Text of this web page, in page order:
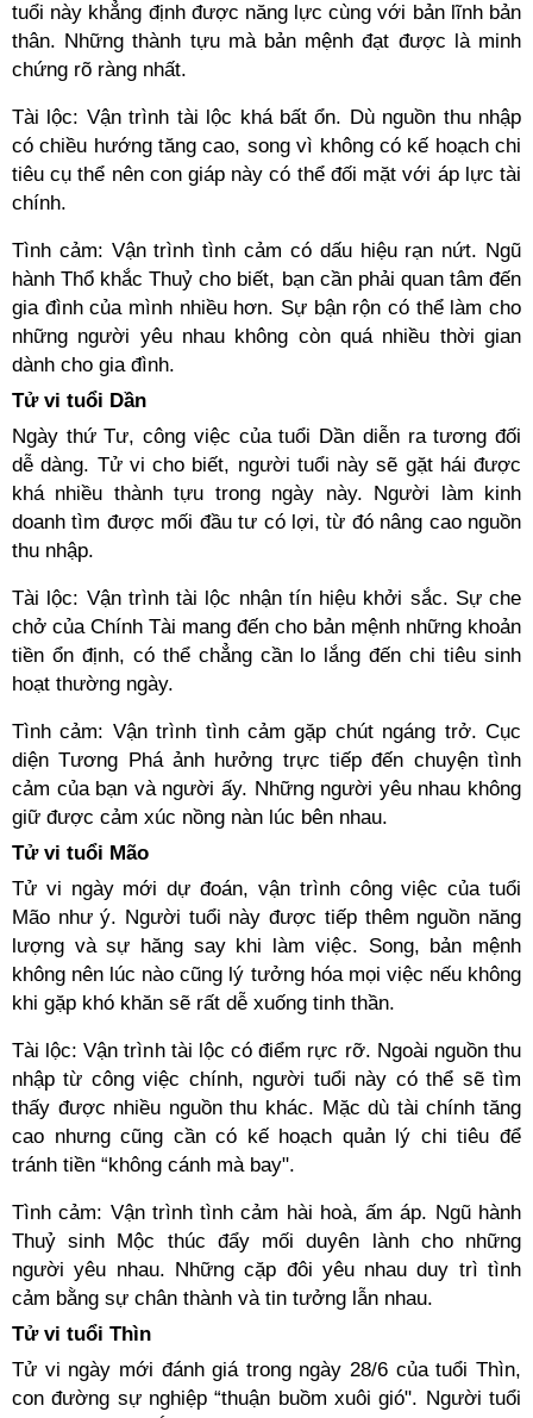
tuổi này khẳng định được năng lực cùng với bản lĩnh bản
thân. Những thành tựu mà bản mệnh đạt được là minh
chứng rõ ràng nhất.
Tài lộc: Vận trình tài lộc khá bất ổn. Dù nguồn thu nhập
có chiều hướng tăng cao, song vì không có kế hoạch chi
tiêu cụ thể nên con giáp này có thể đối mặt với áp lực tài
chính.
Tình cảm: Vận trình tình cảm có dấu hiệu rạn nứt. Ngũ
hành Thổ khắc Thuỷ cho biết, bạn cần phải quan tâm đến
gia đình của mình nhiều hơn. Sự bận rộn có thể làm cho
những người yêu nhau không còn quá nhiều thời gian
dành cho gia đình.
Tử vi tuổi Dần
Ngày thứ Tư, công việc của tuổi Dần diễn ra tương đối
dễ dàng. Tử vi cho biết, người tuổi này sẽ gặt hái được
khá nhiều thành tựu trong ngày này. Người làm kinh
doanh tìm được mối đầu tư có lợi, từ đó nâng cao nguồn
thu nhập.
Tài lộc: Vận trình tài lộc nhận tín hiệu khởi sắc. Sự che
chở của Chính Tài mang đến cho bản mệnh những khoản
tiền ổn định, có thể chẳng cần lo lắng đến chi tiêu sinh
hoạt thường ngày.
Tình cảm: Vận trình tình cảm gặp chút ngáng trở. Cục
diện Tương Phá ảnh hưởng trực tiếp đến chuyện tình
cảm của bạn và người ấy. Những người yêu nhau không
giữ được cảm xúc nồng nàn lúc bên nhau.
Tử vi tuổi Mão
Tử vi ngày mới dự đoán, vận trình công việc của tuổi
Mão như ý. Người tuổi này được tiếp thêm nguồn năng
lượng và sự hăng say khi làm việc. Song, bản mệnh
không nên lúc nào cũng lý tưởng hóa mọi việc nếu không
khi gặp khó khăn sẽ rất dễ xuống tinh thần.
Tài lộc: Vận trình tài lộc có điểm rực rỡ. Ngoài nguồn thu
nhập từ công việc chính, người tuổi này có thể sẽ tìm
thấy được nhiều nguồn thu khác. Mặc dù tài chính tăng
cao nhưng cũng cần có kế hoạch quản lý chi tiêu để
tránh tiền “không cánh mà bay".
Tình cảm: Vận trình tình cảm hài hoà, ấm áp. Ngũ hành
Thuỷ sinh Mộc thúc đẩy mối duyên lành cho những
người yêu nhau. Những cặp đôi yêu nhau duy trì tình
cảm bằng sự chân thành và tin tưởng lẫn nhau.
Tử vi tuổi Thìn
Tử vi ngày mới đánh giá trong ngày 28/6 của tuổi Thìn,
con đường sự nghiệp “thuận buồm xuôi gió". Người tuổi